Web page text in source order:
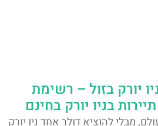
יורק בזול – רשימת
בניו יורק בחינם
מבלי להוציא דולר אחד ניו יורק